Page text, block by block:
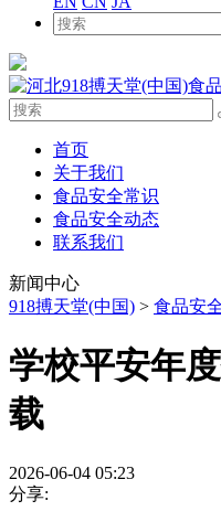
首页
关于我们
食品安全常识
食品安全动态
联系我们
新闻中心
918搏天堂(中国) > 食品安
学校平安年
载
2026-06-04 05:23
分享: